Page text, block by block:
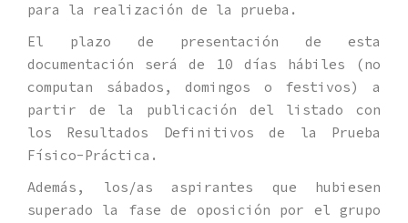
para la realización de la prueba.
El plazo de presentación de esta
documentación será de 10 días hábiles (no
computan sábados, domingos o festivos) a
partir de la publicación del listado con
los Resultados Definitivos de la Prueba
Físico-Práctica.
Además, los/as aspirantes que hubiesen
superado la fase de oposición por el grupo